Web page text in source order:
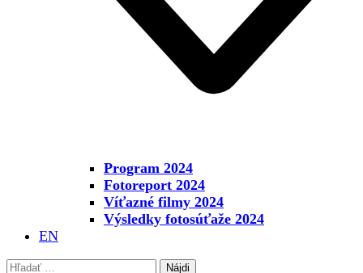
Program 2024
Fotoreport 2024
Víťazné filmy 2024
Výsledky fotosúťaže 2024
EN
Hľadať: